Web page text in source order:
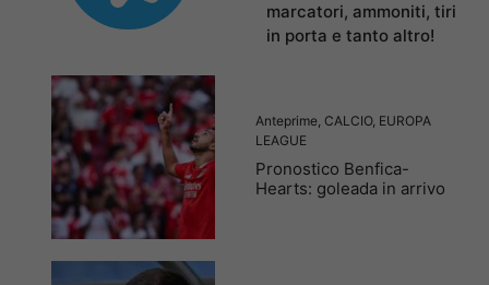
marcatori, ammoniti, tiri
in porta e tanto altro!
Anteprime CALCIO, EUROPA
LEAGUE
Pronostico Benfica-
Hearts: goleada in arrivo